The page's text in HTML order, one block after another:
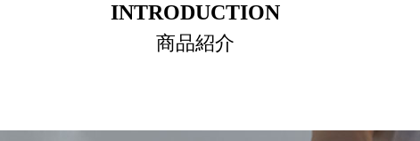
INTRODUCTION
商品紹介